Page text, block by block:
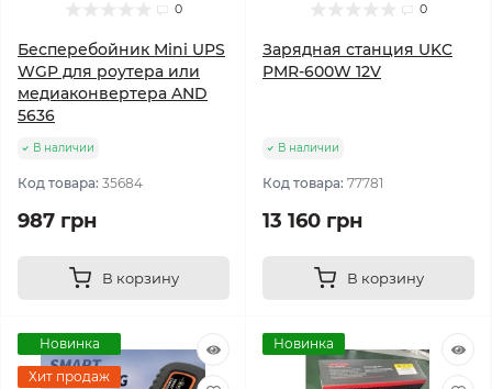
0
Бесперебойник Mini UPS
WGP для роутера или
медиаконвертера AND
5636
В наличии
Код товара: 35684
987 грн
В корзину
0
Зарядная станция UKC
PMR-600W 12V
В наличии
Код товара: 77781
13 160 грн
В корзину
Новинка
Хит продаж
Новинка